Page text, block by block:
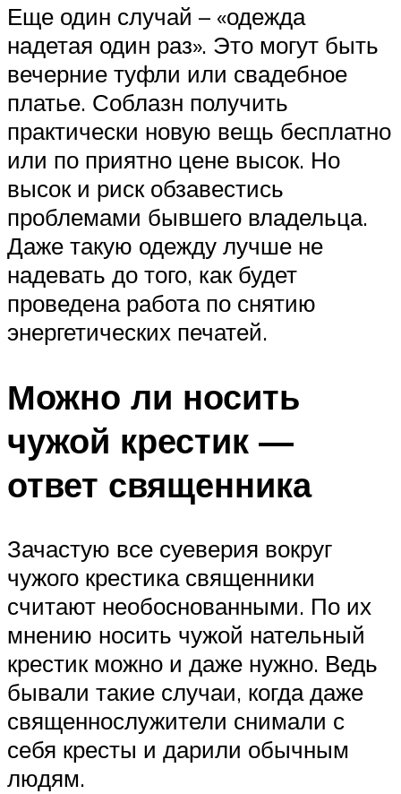
Еще один случай – «одежда
надетая один раз». Это могут быть
вечерние туфли или свадебное
платье. Соблазн получить
практически новую вещь бесплатно
или по приятно цене высок. Но
высок и риск обзавестись
проблемами бывшего владельца.
Даже такую одежду лучше не
надевать до того, как будет
проведена работа по снятию
энергетических печатей.
Можно ли носить
чужой крестик —
ответ священника
Зачастую все суеверия вокруг
чужого крестика священники
считают необоснованными. По их
мнению носить чужой нательный
крестик можно и даже нужно. Ведь
бывали такие случаи, когда даже
священнослужители снимали с
себя кресты и дарили обычным
людям.